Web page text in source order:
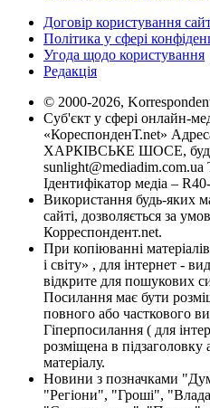
Договір користування
Політика у сфері
Угода щодо користування
Редакція
© 2000-2026,
Суб'єкт у сфері онлайн-
«КореспонденТ.net»
ХАРКІВСЬКЕ ШОСЕ,
sunlight@mediadim.com.ua
Ідентифікатор медіа –
Використання будь-яких
сайті, дозволяється за
Корреспондент.net.
При копіюванні
і світу» , для інтернет -
відкрите для пошукових
Посилання має бути
повного або часткового
Гіперпосилання ( для
розміщена в
матеріалу.
Новини з позначками
"Регіони", "Гроші",